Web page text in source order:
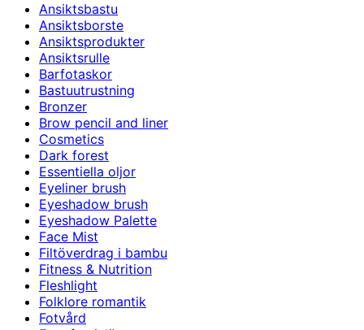
Ansiktsbastu
Ansiktsborste
Ansiktsprodukter
Ansiktsrulle
Barfotaskor
Bastuutrustning
Bronzer
Brow pencil and liner
Cosmetics
Dark forest
Essentiella oljor
Eyeliner brush
Eyeshadow brush
Eyeshadow Palette
Face Mist
Filtöverdrag i bambu
Fitness & Nutrition
Fleshlight
Folklore romantik
Fotvård